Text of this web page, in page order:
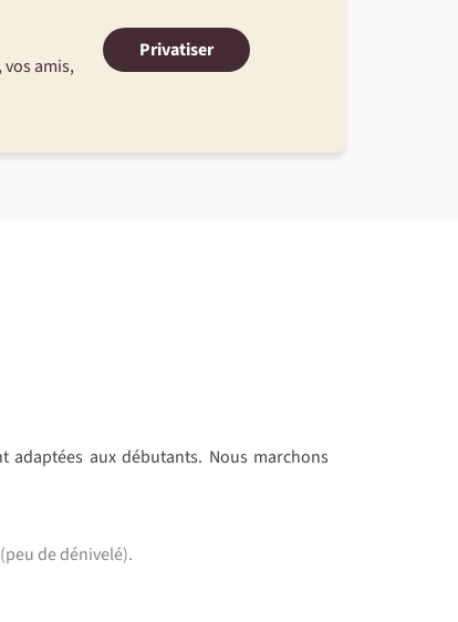
amis,
Privatiser
adaptées aux débutants. Nous marchons
de dénivelé).